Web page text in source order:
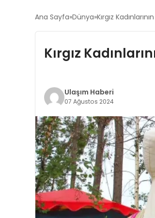
Ana Sayfa Dünya Kırgız
Kırgız
Ulaşım Haberi
07 Ağustos 2024